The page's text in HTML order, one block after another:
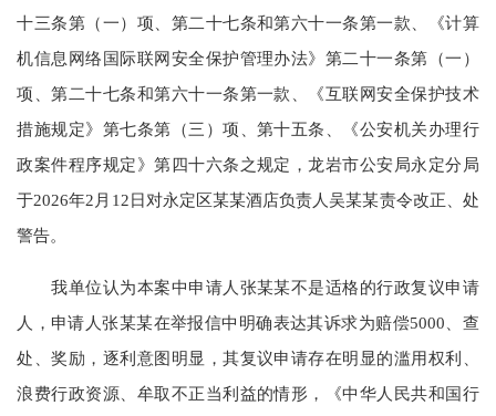
十三条第（一）项、第二十七条和第六十一条第一款、《计算
机信息网络国际联网安全保护管理办法》第二十一条第（一）
项、第二十七条和第六十一条第一款、《互联网安全保护技术
措施规定》第七条第（三）项、第十五条、《公安机关办理行
政案件程序规定》第四十六条之规定，龙岩市公安局永定分局
于2026年2月12日对永定区某某酒店负责人吴某某责令改正、处
警告。
我单位认为本案中申请人张某某不是适格的行政复议申请
人，申请人张某某在举报信中明确表达其诉求为赔偿5000、查
处、奖励，逐利意图明显，其复议申请存在明显的滥用权利、
浪费行政资源、牟取不正当利益的情形，《中华人民共和国行